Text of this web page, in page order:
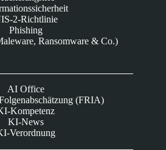
2-Richtlinie
Phishing
Ransomware & Co.)
AI Office
(FRIA)
Kompetenz
KI-News
Verordnung